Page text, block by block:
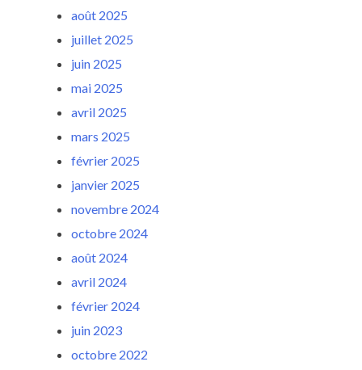
août 2025
juillet 2025
juin 2025
mai 2025
avril 2025
mars 2025
février 2025
janvier 2025
novembre 2024
octobre 2024
août 2024
avril 2024
février 2024
juin 2023
octobre 2022